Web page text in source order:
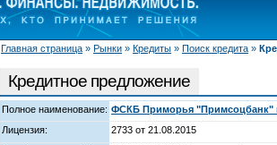
Главная страница » Рынки » Кредиты » Поиск кредита »
Кредитное предложение
Полное наименование: ФСКБ Приморья "Примсоцбанк"
Лицензия:
2733 от 21.08.2015